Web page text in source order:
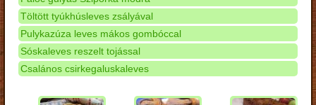
Töltött tyúkhúsleves zsályával
Pulykazúza leves mákos gombóccal
Sóskaleves reszelt tojással
Csalános csirkegaluskaleves